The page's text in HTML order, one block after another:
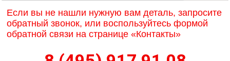
Если вы не нашли нужную вам деталь, запросите
обратный звонок, или воспользуйтесь формой
обратной связи на странице «Контакты»